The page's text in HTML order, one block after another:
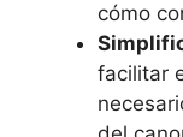
cómo
facilitar